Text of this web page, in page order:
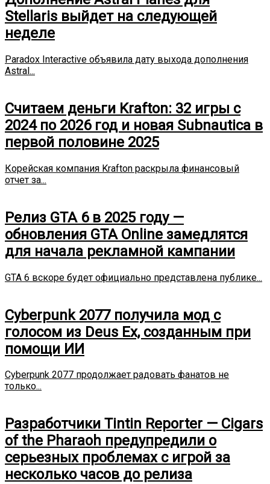
Stellaris выйдет на следующей
неделе
Paradox Interactive объявила дату выхода дополнения
Astral...
Считаем деньги Krafton: 32 игры с
2024 по 2026 год и новая Subnautica в
первой половине 2025
Корейская компания Krafton раскрыла финансовый
отчет за...
Релиз GTA 6 в 2025 году —
обновления GTA Online замедлятся
для начала рекламной кампании
GTA 6 вскоре будет официально представлена публике...
Cyberpunk 2077 получила мод с
голосом из Deus Ex, созданным при
помощи ИИ
Cyberpunk 2077 продолжает радовать фанатов не
только...
Разработчики Tintin Reporter — Cigars
of the Pharaoh предупредили о
серьезных проблемах с игрой за
несколько часов до релиза